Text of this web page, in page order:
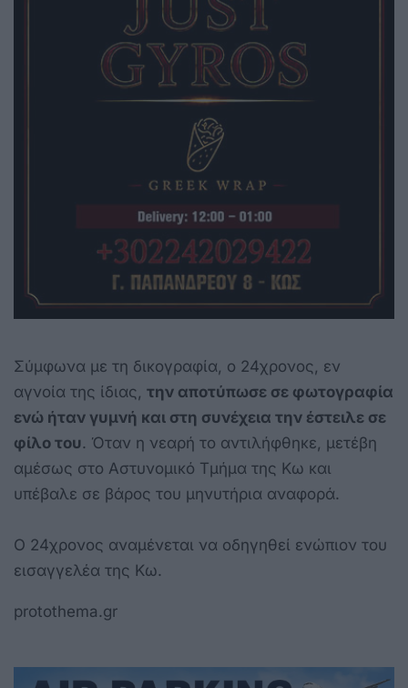
Σύμφωνα με τη δικογραφία, ο 24χρονος, εν
αγνοία της ίδιας, την αποτύπωσε σε φωτογραφία
ενώ ήταν γυμνή και στη συνέχεια την έστειλε σε
φίλο του. Όταν η νεαρή το αντιλήφθηκε, μετέβη
αμέσως στο Αστυνομικό Τμήμα της Κω και
υπέβαλε σε βάρος του μηνυτήρια αναφορά.
Ο 24χρονος αναμένεται να οδηγηθεί ενώπιον του
εισαγγελέα της Κω.
protothema.gr